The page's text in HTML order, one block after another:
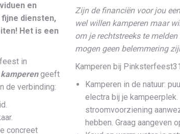
en
diensten,
Het is een
in
kamperengeeft
de verbinding:
concreet
Zijn de financiën voor jou
wel willen kamperen maar
om je rechtstreeks te
mogen geen belemmering
Kamperen bij
Kamperen in de natuur:
electra bij je
stroomvoorziening
hebben. Graag aangeven